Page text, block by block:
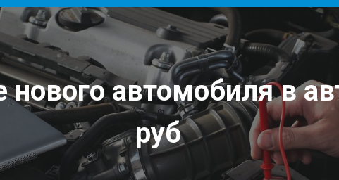
автомобиля в
руб